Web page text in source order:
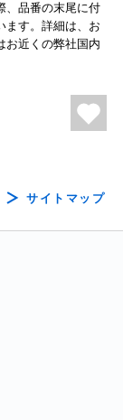
、品番の末尾に付
ます。詳細は、お
お近くの弊社国内
サイトマップ